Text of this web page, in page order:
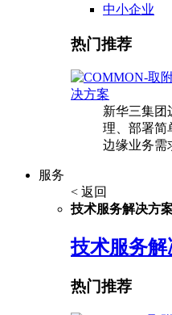
中小企业
热门推荐
决方案
新华三集团
理、部署简
边缘业务需
服务
< 返回
技术服务解决方
技术服务解
热门推荐